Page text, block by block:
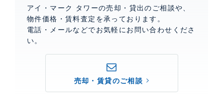
アイ・マーク タワーの売却・貸出のご相談や、
物件価格・賃料査定を承っております。
電話・メールなどでお気軽にお問い合わせくださ
い。
売却・賃貸のご相談